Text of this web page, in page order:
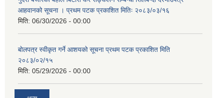
आहवानको सूचना । प्रथम पटक प्रकाशित मितिः २०८३/०३/१६
मिति: 06/30/2026 - 00:00
बोलपत्र स्वीकृत गर्ने आशयको सूचना प्रथम पटक प्रकाशित मिति
२०८३/०२/१५
मिति: 05/29/2026 - 00:00